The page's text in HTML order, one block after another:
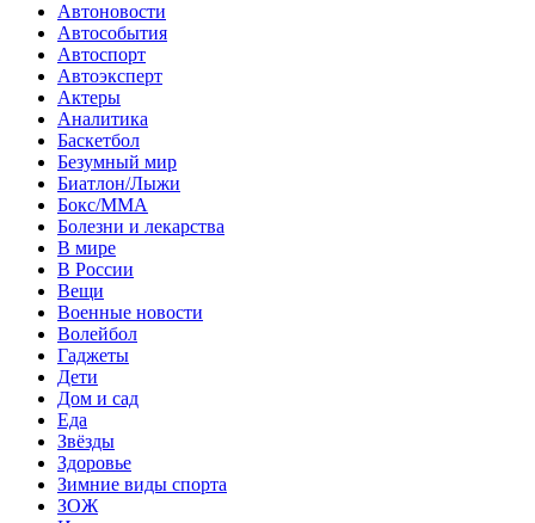
Автоновости
Автособытия
Автоспорт
Автоэксперт
Актеры
Аналитика
Баскетбол
Безумный мир
Биатлон/Лыжи
Бокс/MMA
Болезни и лекарства
В мире
В России
Вещи
Военные новости
Волейбол
Гаджеты
Дети
Дом и сад
Еда
Звёзды
Здоровье
Зимние виды спорта
ЗОЖ